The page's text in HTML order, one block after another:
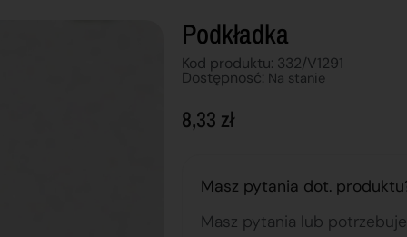
Podkładka
Kod produktu: 332/V1291
Dostępnosć: Na stanie
8,33 zł
Masz pytania dot.
Masz pytania lub